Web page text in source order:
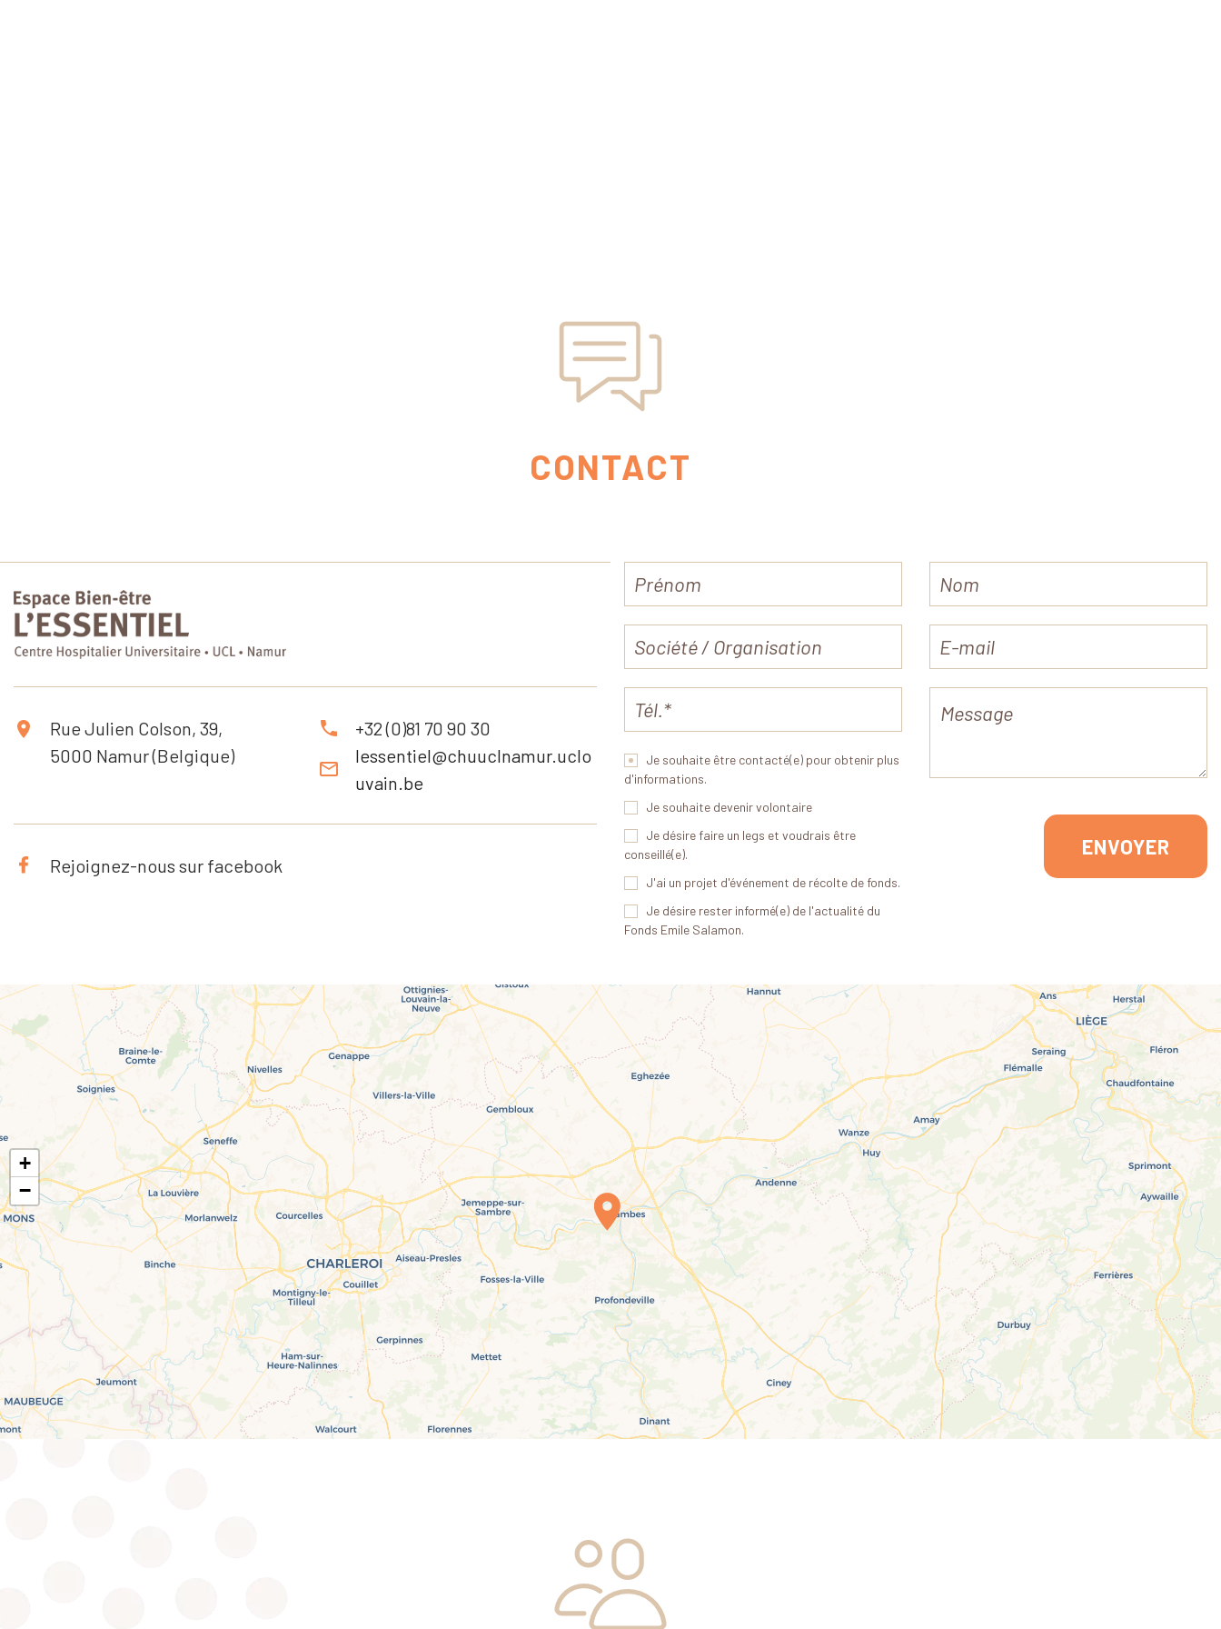
CONTACT
Rue Julien Colson, 39,
5000 Namur (Belgique)
+32 (0)81 70 90 30
lessentiel@chuuclnamur.uclo
uvain.be
Rejoignez-nous sur facebook
Je souhaite être contacté(e) pour obtenir plus
d'informations.
Je souhaite devenir volontaire
Je désire faire un legs et voudrais être
conseillé(e).
J'ai un projet d'événement de récolte de fonds.
Je désire rester informé(e) de l'actualité du
Fonds Emile Salamon.
+
−